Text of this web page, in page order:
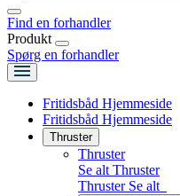
Find en forhandler
Produkt
Spørg en forhandler
Fritidsbåd Hjemmeside
Fritidsbåd Hjemmeside
Thruster
Thruster
Se alt Thruster
Thruster Se alt